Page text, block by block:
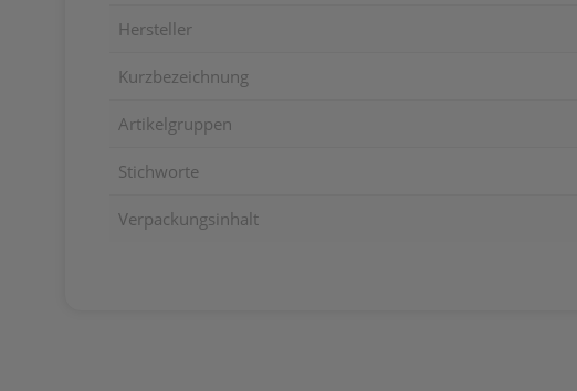
Hersteller
Kurzbezeichnung
Artikelgruppen
Stichworte
Verpackungsinhalt